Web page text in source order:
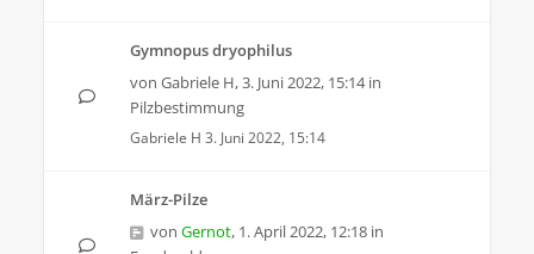
Gymnopus dryophilus
von Gabriele H,3. Juni 2022, 15:14in
Pilzbestimmung
Gabriele H 3. Juni 2022, 15:14
März-Pilze
von Gernot, 1. April 2022, 12:18 in